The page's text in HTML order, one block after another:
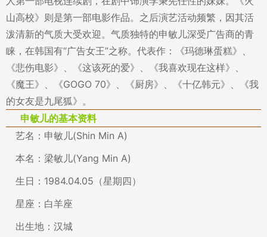
山高校》则是第一部电影作品。之后演艺活动频繁，因其活
泼清新的气质大受欢迎。气质独特的申敏儿深受广告商的青
睐，在韩国有“广告女王”之称。代表作：《玛德琳蛋糕》、
《悲伤电影》、《这该死的爱》、《我喜欢现在这样》、
《魔王》、《GOGO 70》、《厨房》、《十亿韩元》、《我
的女友是九尾狐》。
申敏儿的基本资料
艺名：申敏儿(Shin Min A)
本名：梁敏儿(Yang Min A)
生日：1984.04.05（星期四）
星座：白羊座
出生地：汉城